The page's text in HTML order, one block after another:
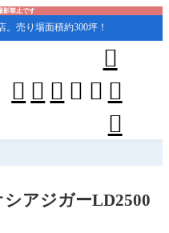
影禁止です
売り場面積約300坪！
    



アジガーLD2500